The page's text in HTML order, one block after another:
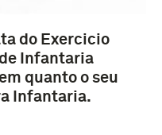
do Exercicio
Infantaria
quanto o seu
Infantaria.